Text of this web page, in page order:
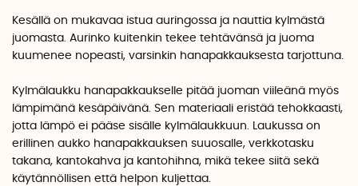
Kesällä on mukavaa istua auringossa ja nauttia kylmästä
juomasta. Aurinko kuitenkin tekee tehtävänsä ja juoma
kuumenee nopeasti, varsinkin hanapakkauksesta tarjottuna.
Kylmälaukku hanapakkaukselle pitää juoman viileänä myös
lämpimänä kesäpäivänä. Sen materiaali eristää tehokkaasti,
jotta lämpö ei pääse sisälle kylmälaukkuun. Laukussa on
erillinen aukko hanapakkauksen suuosalle, verkkotasku
takana, kantokahva ja kantohihna, mikä tekee siitä sekä
käytännöllisen että helpon kuljettaa.